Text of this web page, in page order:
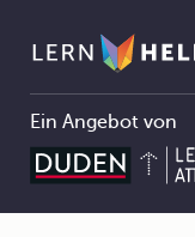
Ein Angebot von
Werkstätten und